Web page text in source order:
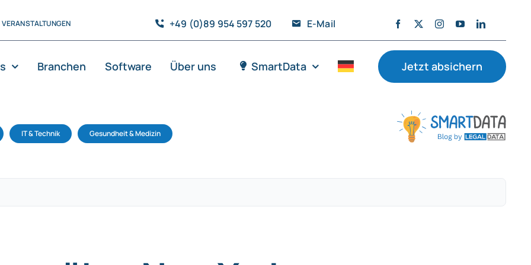
VERANSTALTUNGEN +49 (0)89 954 597 520 E-Mail
Branchen Software Über uns SmartData Jetzt absichern
IT & Technik Gesundheit & Medizin